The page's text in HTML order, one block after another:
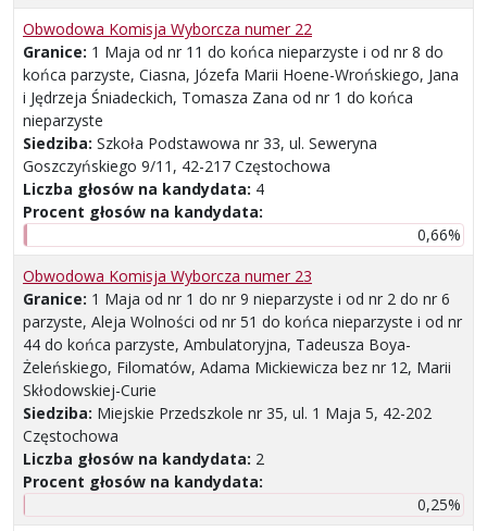
Obwodowa Komisja Wyborcza numer 22
Granice: 1 Maja od nr 11 do końca nieparzyste i od nr 8 do
końca parzyste, Ciasna, Józefa Marii Hoene-Wrońskiego, Jana
i Jędrzeja Śniadeckich, Tomasza Zana od nr 1 do końca
nieparzyste
Siedziba: Szkoła Podstawowa nr 33, ul. Seweryna
Goszczyńskiego 9/11, 42-217 Częstochowa
Liczba głosów na kandydata: 4
Procent głosów na kandydata:
0,66%
Obwodowa Komisja Wyborcza numer 23
Granice: 1 Maja od nr 1 do nr 9 nieparzyste i od nr 2 do nr 6
parzyste, Aleja Wolności od nr 51 do końca nieparzyste i od nr
44 do końca parzyste, Ambulatoryjna, Tadeusza Boya-
Żeleńskiego, Filomatów, Adama Mickiewicza bez nr 12, Marii
Skłodowskiej-Curie
Siedziba: Miejskie Przedszkole nr 35, ul. 1 Maja 5, 42-202
Częstochowa
Liczba głosów na kandydata: 2
Procent głosów na kandydata:
0,25%